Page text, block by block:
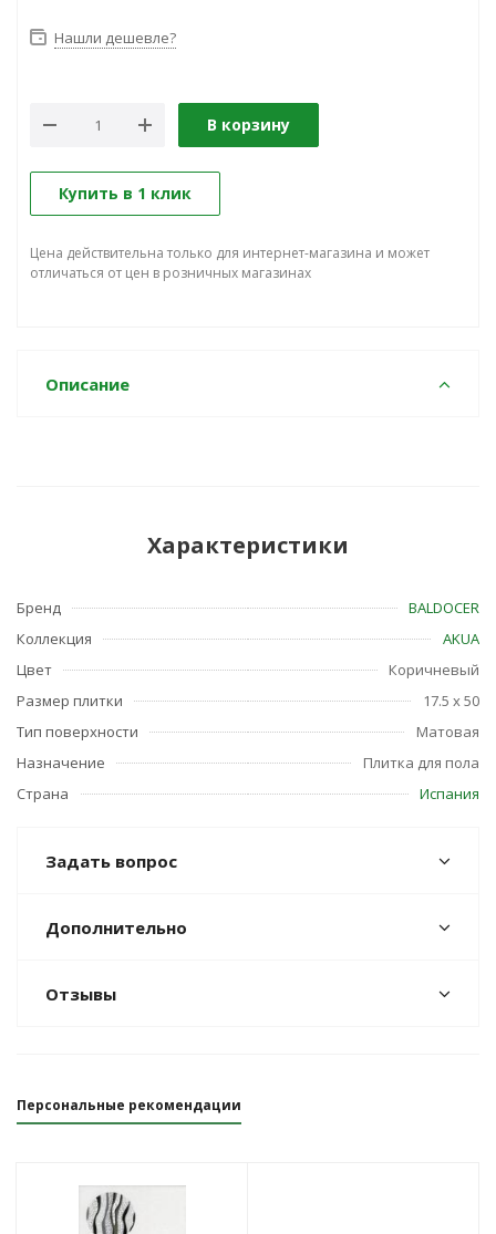
Нашли дешевле?
В корзину
Купить в 1 клик
Цена действительна только для интернет-магазина и может
отличаться от цен в розничных магазинах
Описание
Характеристики
Бренд
BALDOCER
Коллекция
AKUA
Цвет
Коричневый
Размер плитки
17.5 x 50
Тип поверхности
Матовая
Назначение
Плитка для пола
Страна
Испания
Задать вопрос
Дополнительно
Отзывы
Персональные рекомендации